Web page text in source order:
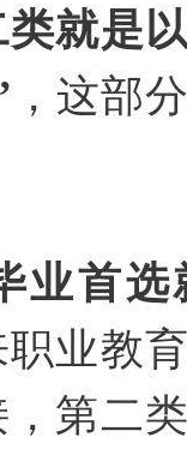
就是
，这部
业首
业教
第二